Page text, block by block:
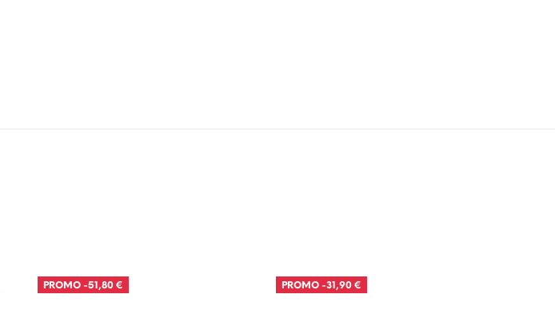
PROMO -51,80 € PROMO-31,90 €